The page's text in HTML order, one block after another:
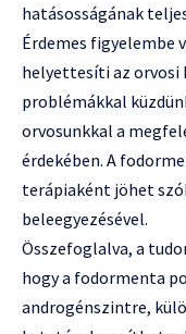
hatásosságának
Érdemes figyelembe
helyettesíti az orvosi
problémákkal
orvosunkkal a
érdekében. A
terápiaként jöhet
beleegyezésével.
Összefoglalva, a
hogy a fodormenta
androgénszintre,